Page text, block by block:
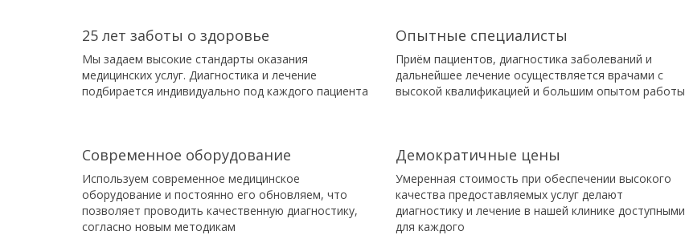
25 лет заботы о здоровье
Мы задаем высокие стандарты оказания
медицинских услуг. Диагностика и лечение
подбирается индивидуально под каждого пациента
Опытные специалисты
Приём пациентов, диагностика заболеваний и
дальнейшее лечение осуществляется врачами с
высокой квалификацией и большим опытом работы
Современное оборудование
Используем современное медицинское
оборудование и постоянно его обновляем, что
позволяет проводить качественную диагностику,
согласно новым методикам
Демократичные цены
Умеренная стоимость при обеспечении высокого
качества предоставляемых услуг делают
диагностику и лечение в нашей клинике доступными
для каждого